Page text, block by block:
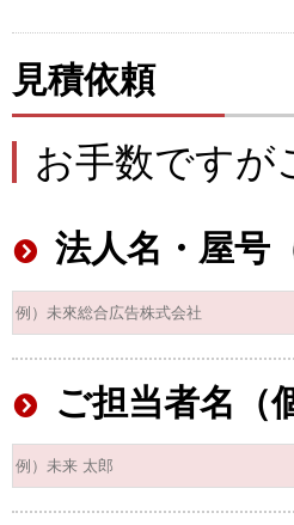
見積依頼
お手数ですが
法人名・屋号
ご担当者名（